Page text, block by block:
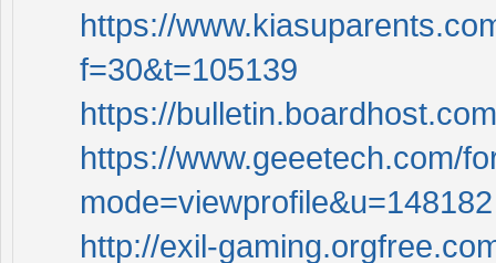
https://
f=30&t=105139
https://
https://www.geeetech.com/
mode=viewprofile&u=148182
http://exil-